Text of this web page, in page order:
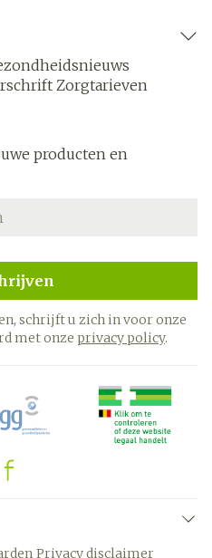
Zorgtarieven
producten en
schrijft u zich in voor onze
met onze privacy policy.
Privacy disclaimer